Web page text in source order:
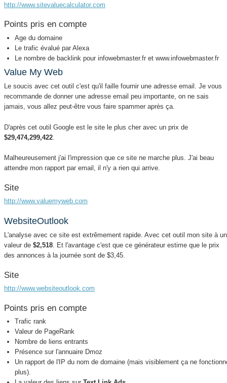
http://www.sitevaluecalculator.com
Points pris en compte
Age du domaine
Le trafic évalué par Alexa
Le nombre de backlink pour infowebmaster.fr et www.infowebmaster.fr
Value My Web
Le soucis avec cet outil c'est qu'il faille fournir une adresse email. Je vous
recommande de donner une adresse email peu importante, on ne sais
jamais, vous allez peut-être vous faire spammer après ça.
D'après cet outil Google est le site le plus cher avec un prix de
$29,474,299,422
Malheureusement j'ai l'impression que ce site ne marche plus. J'ai beau
attendre mon rapport par email, il n'y a rien qui arrive.
Site
http://www.valuemyweb.com
WebsiteOutlook
L'analyse avec ce site est extrêmement rapide. Avec cet outil mon site à
valeur de$2,518 . Et l'avantage c'est que ce générateur estime que le prix
des annonces à la journée sont de $3,45.
Site
http://www.websiteoutlook.com
Points pris en compte
Trafic rank
Valeur de PageRank
Nombre de liens entrants
Présence sur l'annuaire Dmoz
Un rapport de l'IP du nom de domaine (mais visiblement ça ne
plus).